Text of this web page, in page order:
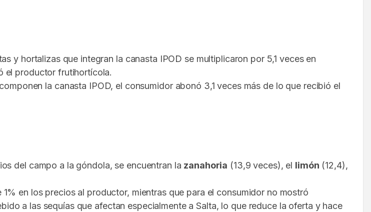
y hortalizas que integran la canasta IPOD se multiplicaron por 5,1 veces en
el productor frutihortícola.
la canasta IPOD, el consumidor abonó 3,1 veces más de lo que recibió el
del campo a la góndola, se encuentran la zanahoria (13,9 veces), el limón (12,4),
1% en los precios al productor, mientras que para el consumidor no mostró
a las sequías que afectan especialmente a Salta, lo que reduce la oferta y hace